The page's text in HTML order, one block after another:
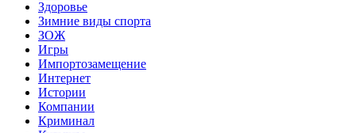
Здоровье
Зимние виды спорта
ЗОЖ
Игры
Импортозамещение
Интернет
Истории
Компании
Криминал